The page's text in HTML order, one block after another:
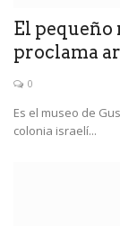
El pequeño
proclama
0
Es el museo de
colonia israelí...